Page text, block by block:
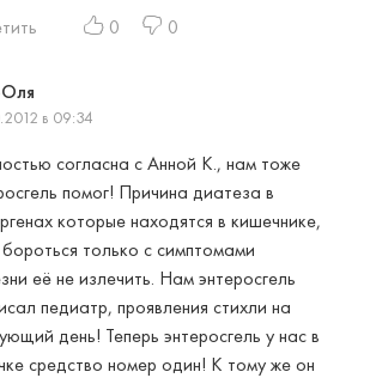
0 0
в 09:34
согласна с Анной К., нам тоже
помог! Причина диатеза в
которые находятся в кишечнике,
только с симптомами
её не излечить. Нам энтеросгель
педиатр, проявления стихли на
день! Теперь энтеросгель у нас в
средство номер один! К тому же он